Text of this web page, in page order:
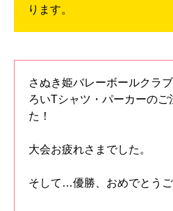
ります。
さぬき姫バレーボールクラ
ろいTシャツ・パーカーのご
た！
大会お疲れさまでした。
そして…優勝、おめでとうご